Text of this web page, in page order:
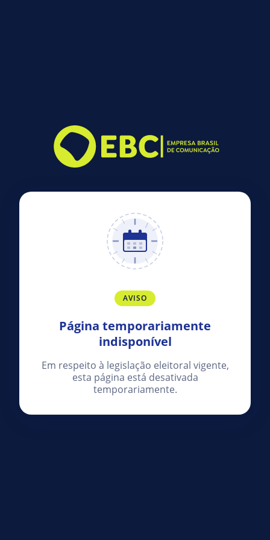
AVISO
Página temporariamente
indisponível
Em respeito à legislação eleitoral vigente,
esta página está desativada
temporariamente.